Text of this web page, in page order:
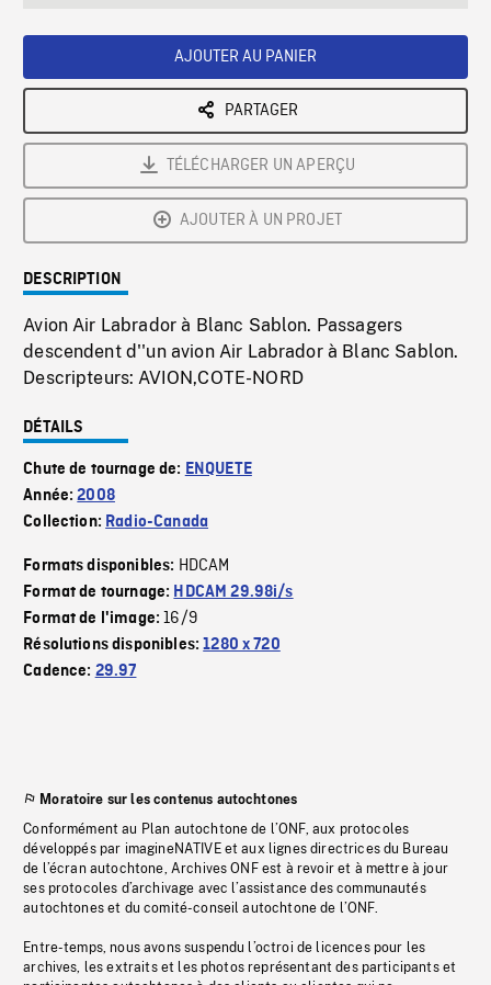
AJOUTER AU PANIER
PARTAGER
TÉLÉCHARGER UN APERÇU
AJOUTER À UN PROJET
DESCRIPTION
Avion Air Labrador à Blanc Sablon. Passagers
descendent d''un avion Air Labrador à Blanc Sablon.
Descripteurs: AVION,COTE-NORD
DÉTAILS
Chute de tournage de: ENQUETE
Année:2008
Collection: Radio-Canada
Formats disponibles: HDCAM
Format de tournage: HDCAM 29.98i/s
Format de l'image:16/9
Résolutions disponibles:1280 x 720
Cadence: 29.97
Moratoire sur les contenus autochtones
Conformément au Plan autochtone de l’ONF, aux protocoles
développés par imagineNATIVE et aux lignes directrices du Bureau
de l’écran autochtone, Archives ONF est à revoir et à mettre à jour
ses protocoles d’archivage avec l’assistance des communautés
autochtones et du comité-conseil autochtone de l’ONF.
Entre-temps, nous avons suspendu l’octroi de licences pour les
archives, les extraits et les photos représentant des participants et